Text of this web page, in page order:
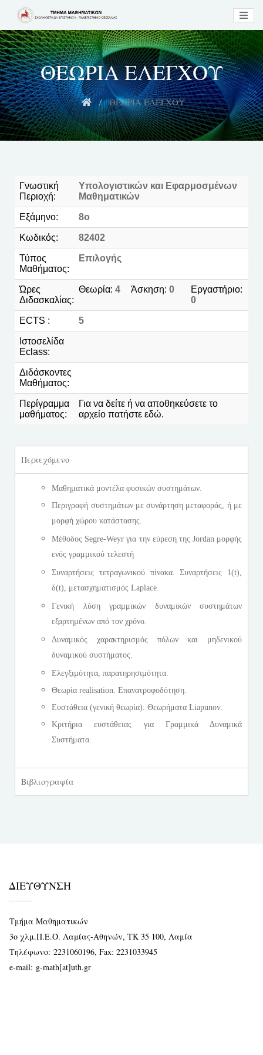
ΘΕΩΡΙΑ ΕΛΕΓΧΟΥ
ΘΕΩΡΙΑ ΕΛΕΓΧΟΥ
Γνωστική
Περιοχή:
Υπολογιστικών και Εφαρμοσμένων
Μαθηματικών
Εξάμηνο: 8o
Κωδικός: 82402
Τύπος
Μαθήματος:
Επιλογής
Ώρες
Διδασκαλίας:
Θεωρία: 4 Άσκηση: 0
Εργαστήριο:
0
ECTS : 5
Ιστοσελίδα
Eclass:
Διδάσκοντες
Μαθήματος:
Περίγραμμα
μαθήματος:
Για να δείτε ή να αποθηκεύσετε το
αρχείο πατήστε εδώ.
Περιεχόμενο
Μαθηματικά μοντέλα φυσικών συστημάτων.
Περιγραφή συστημάτων με συνάρτηση μεταφοράς, ή με
μορφή χώρου κατάστασης.
Μέθοδος Segre-Weyr για την εύρεση της Jordan μορφής
ενός γραμμικού τελεστή
Συναρτήσεις τετραγωνικού πίνακα. Συναρτήσεις 1(t),
δ(t), μετασχηματισμός Laplace.
Γενική λύση γραμμικών δυναμικών συστημάτων
εξαρτημένων από τον χρόνο.
Δυναμικός χαρακτηρισμός πόλων και μηδενικού
δυναμικού συστήματος.
Ελεγξιμότητα, παρατηρησιμότητα.
Θεωρία realisation. Επανατροφοδότηση.
Ευστάθεια (γενική θεωρία). Θεωρήματα Liapunov.
Κριτήρια ευστάθειας για Γραμμικά Δυναμικά
Συστήματα.
Βιβλιογραφία
ΔΙΕΥΘΥΝΣΗ
Τμήμα Μαθηματικών
3ο χλμ.Π.Ε.Ο. Λαμίας-Αθηνών, ΤΚ 35 100, Λαμία
Τηλέφωνο: 2231060196, Fax: 2231033945
e-mail: g-math[at]uth.gr